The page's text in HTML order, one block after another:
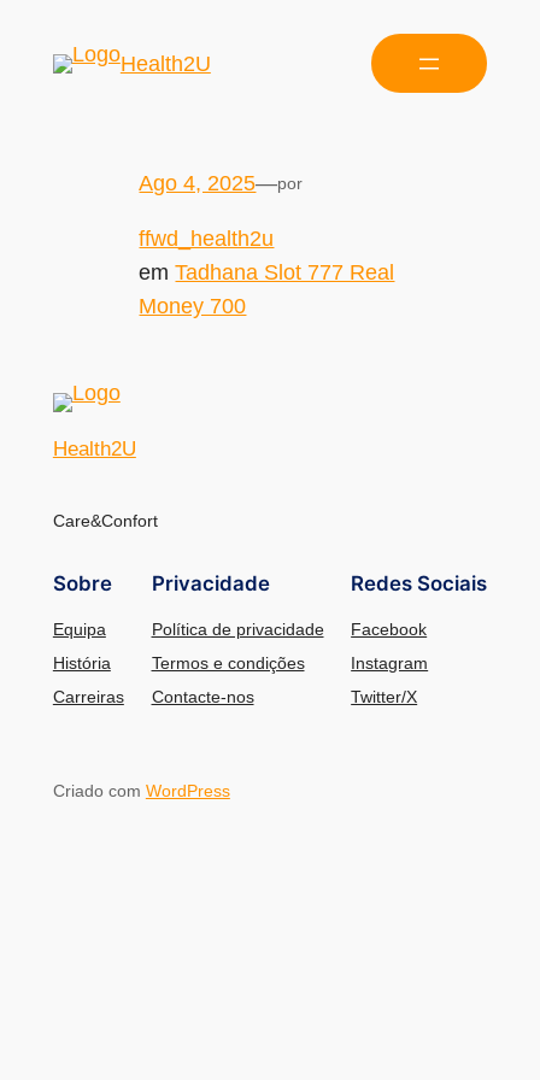
Health2U
Ago 4, 2025—por
ffwd_health2u
emTadhana Slot 777 Real
Money 700
Health2U
Care&Confort
Sobre
Equipa
História
Carreiras
Privacidade
Política de privacidade
Termos e condições
Contacte-nos
Redes Sociais
Facebook
Instagram
Twitter/X
Criado com WordPress